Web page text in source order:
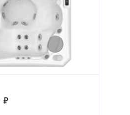
₽